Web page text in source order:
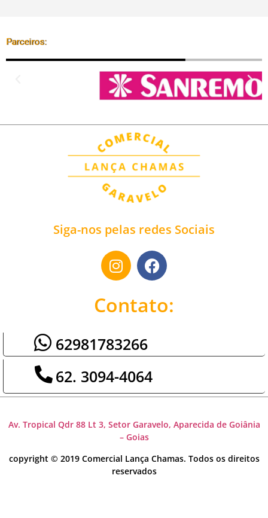
Parceiros:
Siga-nos pelas redes Sociais
Contato:
62981783266
62. 3094-4064
Av. Tropical Qdr 88 Lt 3, Setor Garavelo, Aparecida de Goiânia
– Goias
copyright © 2019 Comercial Lança Chamas. Todos os direitos
reservados